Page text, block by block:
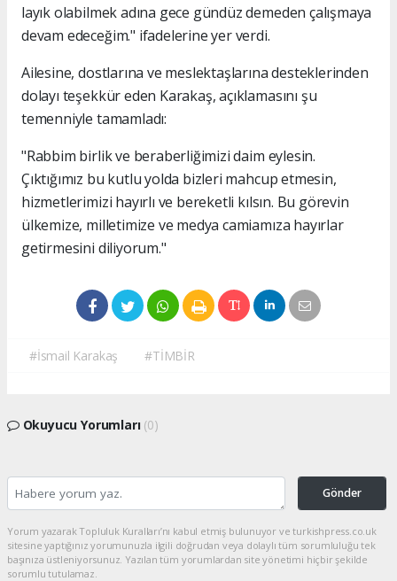
layık olabilmek adına gece gündüz demeden çalışmaya
devam edeceğim." ifadelerine yer verdi.
Ailesine, dostlarına ve meslektaşlarına desteklerinden
dolayı teşekkür eden Karakaş, açıklamasını şu
temenniyle tamamladı:
"Rabbim birlik ve beraberliğimizi daim eylesin.
Çıktığımız bu kutlu yolda bizleri mahcup etmesin,
hizmetlerimizi hayırlı ve bereketli kılsın. Bu görevin
ülkemize, milletimize ve medya camiamıza hayırlar
getirmesini diliyorum."
#İsmail Karakaş #TİMBİR
Okuyucu Yorumları (0)
Gönder
Yorum yazarak Topluluk Kuralları’nı kabul etmiş bulunuyor ve turkishpress.co.uk
sitesine yaptığınız yorumunuzla ilgili doğrudan veya dolaylı tüm sorumluluğu tek
başınıza üstleniyorsunuz. Yazılan tüm yorumlardan site yönetimi hiçbir şekilde
sorumlu tutulamaz.